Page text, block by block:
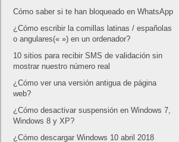
Cómo saber si te han bloqueado en WhatsApp
¿Cómo escribir la comillas latinas / españolas
o angulares(« ») en un ordenador?
10 sitios para recibir SMS de validación sin
mostrar nuestro número real
¿Cómo ver una versión antigua de página
web?
¿Cómo desactivar suspensión en Windows 7,
Windows 8 y XP?
¿Cómo descargar Windows 10 abril 2018